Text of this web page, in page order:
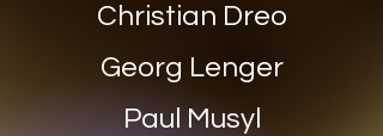
Christian Dreo
Georg Lenger
Paul Musyl